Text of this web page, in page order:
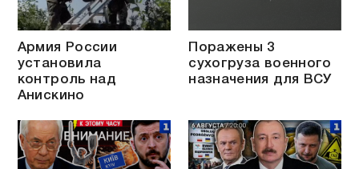
Армия России
установила
контроль над
Анискино
Поражены 3
сухогруза военного
назначения для ВСУ